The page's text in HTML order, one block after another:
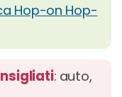
Hop-on Hop-
: auto,